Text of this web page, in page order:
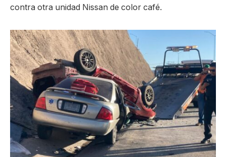
contra otra unidad Nissan de color café.